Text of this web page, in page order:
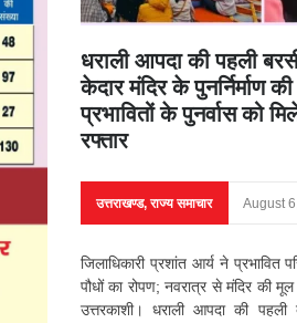
धराली आपदा की पहली
केदार मंदिर के पुनर्निर्माण
प्रभावितों के पुनर्वास को
रफ्तार
उत्तराखण्ड,राज्य समाचार August
जिलाधिकारी प्रशांत आर्य ने प्रभावित
पौधों का रोपण; नवरात्र से मंदिर की
उत्तरकाशी। धराली आपदा की पहली